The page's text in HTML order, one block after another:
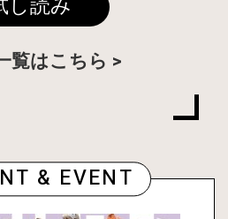
し読み
覧はこちら
& EVENT